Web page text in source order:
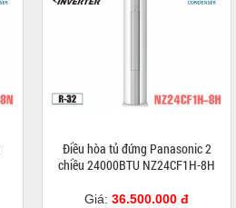
Điều hòa tủ đứng Panasonic 2
chiều 24000BTU NZ24CF1H-8H
Giá: 36.500.000 đ